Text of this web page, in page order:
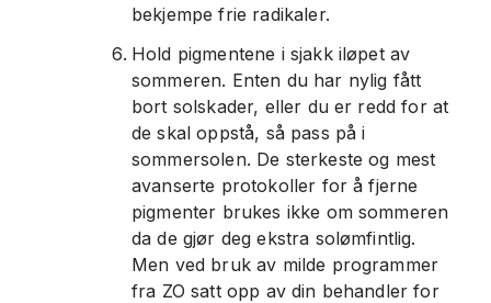
bekjempe frie radikaler.
Hold pigmentene i sjakk iløpet av
sommeren. Enten du har nylig fått
bort solskader, eller du er redd for at
de skal oppstå, så pass på i
sommersolen. De sterkeste og mest
avanserte protokoller for å fjerne
pigmenter brukes ikke om sommeren
da de gjør deg ekstra solømfintlig.
Men ved bruk av milde programmer
fra ZO satt opp av din behandler for